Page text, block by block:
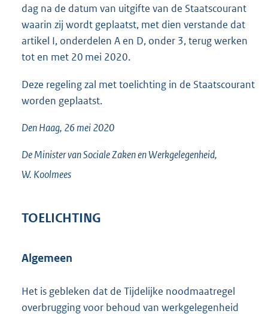
dag na de datum van uitgifte van de Staatscourant
waarin zij wordt geplaatst, met dien verstande dat
artikel I, onderdelen A en D, onder 3, terug werken
tot en met 20 mei 2020.
Deze regeling zal met toelichting in de Staatscourant
worden geplaatst.
Den Haag, 26 mei 2020
De Minister van Sociale Zaken en Werkgelegenheid,
W. Koolmees
TOELICHTING
Algemeen
Het is gebleken dat de Tijdelijke noodmaatregel
overbrugging voor behoud van werkgelegenheid